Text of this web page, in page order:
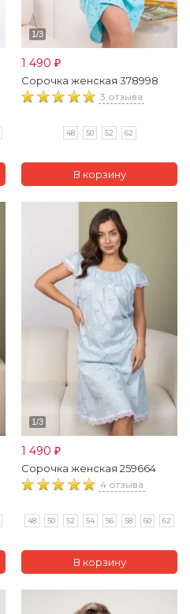
1 490 ₽
Сорочка женская 378998
3 отзыва
48 50 52 62
1 490 ₽
Сорочка женская 259664
4 отзыва
48 50 52 54 56 58 60 62